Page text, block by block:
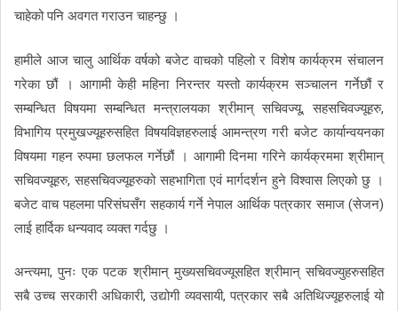
चाहेको पनि अवगत गराउन चाहन्छु ।
हामीले आज चालु आर्थिक वर्षको बजेट वाचको पहिलो र विशेष कार्यक्रम संचालन
गरेका छौं । आगामी केही महिना निरन्तर यस्तो कार्यक्रम सञ्चालन गर्नेछौं र
सम्बन्धित विषयमा सम्बन्धित मन्त्रालयका श्रीमान् सचिवज्यू, सहसचिवज्यूहरु,
विभागिय प्रमुखज्यूहरुसहित विषयविज्ञहरुलाई आमन्त्रण गरी बजेट कार्यान्वयनका
विषयमा गहन रुपमा छलफल गर्नेछौं । आगामी दिनमा गरिने कार्यक्रममा श्रीमान्
सचिवज्यूहरु, सहसचिवज्यूहरुको सहभागिता एवं मार्गदर्शन हुने विश्वास लिएको छु ।
बजेट वाच पहलमा परिसंघसँग सहकार्य गर्ने नेपाल आर्थिक पत्रकार समाज (सेजन)
लाई हार्दिक धन्यवाद व्यक्त गर्दछु ।
अन्त्यमा, पुनः एक पटक श्रीमान् मुख्यसचिवज्यूसहित श्रीमान् सचिवज्युहरुसहित
सबै उच्च सरकारी अधिकारी, उद्योगी व्यवसायी, पत्रकार सबै अतिथिज्यूहरुलाई यो